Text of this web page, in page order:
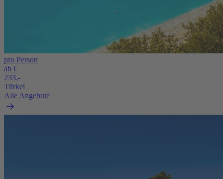
pro Person
ab €
233,-
Türkei
Alle Angebote